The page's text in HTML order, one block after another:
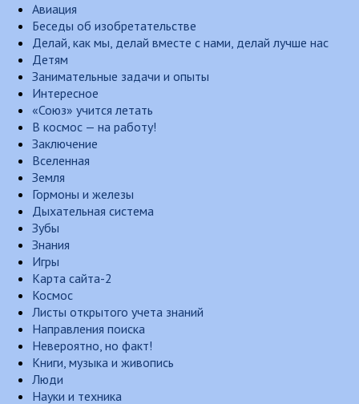
Авиация
Беседы об изобретательстве
Делай, как мы, делай вместе с нами, делай лучше нас
Детям
Занимательные задачи и опыты
Интересное
«Союз» учится летать
В космос — на работу!
Заключение
Вселенная
Земля
Гормоны и железы
Дыхательная система
Зубы
Знания
Игры
Карта сайта-2
Космос
Листы открытого учета знаний
Направления поиска
Невероятно, но факт!
Книги, музыка и живопись
Люди
Науки и техника